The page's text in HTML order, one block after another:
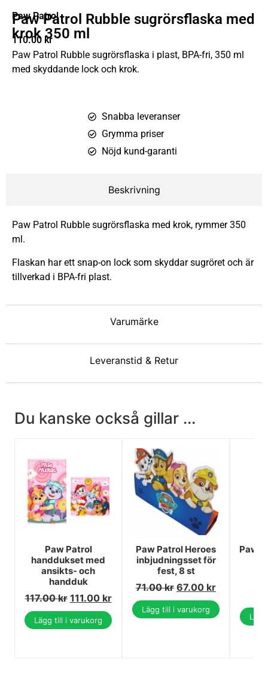
Paw Patrol
Paw Patrol Rubble sugrörsflaska med
krok 350 ml
110.00 kr
Paw Patrol Rubble sugrörsflaska i plast, BPA-fri, 350 ml
med skyddande lock och krok.
Snabba leveranser
Grymma priser
Nöjd kund-garanti
Beskrivning
Varumärke
Leveranstid & Retur
Paw Patrol Rubble sugrörsflaska med krok, rymmer 350
ml.
Flaskan har ett snap-on lock som skyddar sugröret och är
tillverkad i BPA-fri plast.
Du kanske också gillar ...
Paw Patrol
handdukset med
ansikts- och
handduk
117.00kr 111.00 kr
Lägg till i varukorg
Paw Patrol Heroes
inbjudningsset för
fest, 8 st
71.00kr 67.00 kr
Lägg till i varukorg
Paw